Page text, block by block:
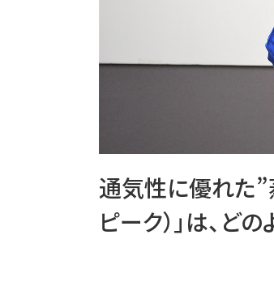
通気性に優れた”
ピーク）」は、ど